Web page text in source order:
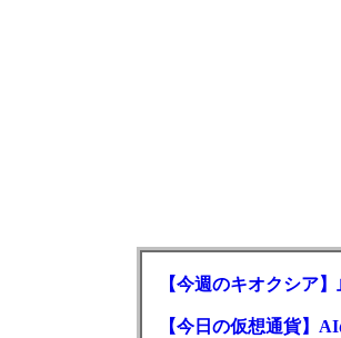
【今週のキオクシア
【今日の仮想通貨】